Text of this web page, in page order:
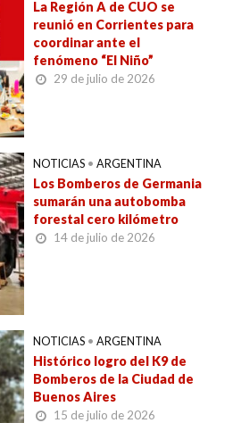
La Región A de CUO se
reunió en Corrientes para
coordinar ante el
fenómeno “El Niño”
29 de julio de 2026
NOTICIAS • ARGENTINA
Los Bomberos de Germania
sumarán una autobomba
forestal cero kilómetro
14 de julio de 2026
NOTICIAS • ARGENTINA
Histórico logro del K9 de
Bomberos de la Ciudad de
Buenos Aires
15 de julio de 2026